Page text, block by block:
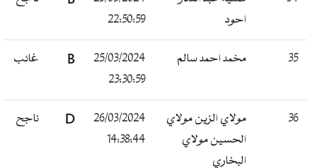
احود
22:50:59
35 مخمد احمد سالم
25/03/2024
23:30:59
B غائب
36
مولاي الزين مولاي
الحسين مولاي
البخاري
26/03/2024
14:38:44
D ناجح